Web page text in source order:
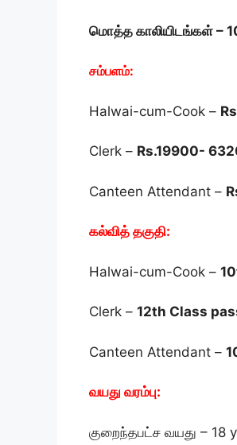
மொத்த காலியிடங்கள் –
சம்பளம்:
Halwai-cum-Cook –
Clerk – Rs.19900-
Canteen Attendant –
கல்வித் தகுதி:
Halwai-cum-Cook –
Clerk – 12th Class
Canteen Attendant –
வயது வரம்பு:
குறைந்தபட்ச வயது – 18